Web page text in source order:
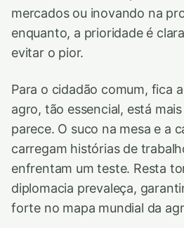
mercados ou inovando na
enquanto, a prioridade é
evitar o pior.
Para o cidadão comum, fica
agro, tão essencial, está
parece. O suco na mesa e a
carregam histórias de
enfrentam um teste. Resta
diplomacia prevaleça,
forte no mapa mundial da